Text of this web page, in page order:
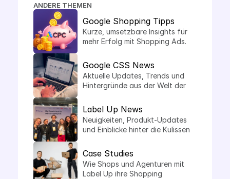
ANDERE THEMEN
Google Shopping Tipps
Kurze, umsetzbare Insights für
mehr Erfolg mit Shopping Ads.
Google CSS News
Aktuelle Updates, Trends und
Hintergründe aus der Welt der
Label Up News
Neuigkeiten, Produkt-Updates
und Einblicke hinter die Kulissen
Case Studies
Wie Shops und Agenturen mit
Label Up ihre Shopping